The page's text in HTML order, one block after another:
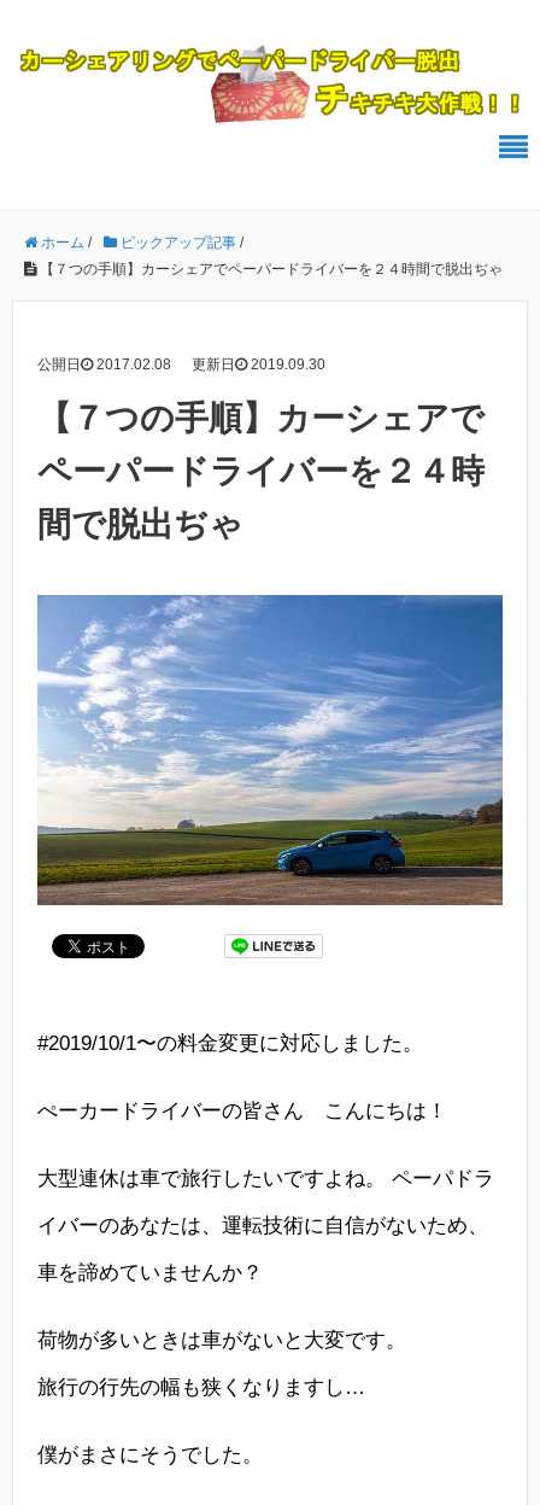
ホーム / ピックアップ記事 /
【７つの手順】カーシェアでペーパードライバーを２４時間で脱出ぢゃ
公開日 2017.02.08 更新日 2019.09.30
【７つの手順】カーシェアで
ペーパードライバーを２４時
間で脱出ぢゃ
#2019/10/1〜の料金変更に対応しました。
ぺーカードライバーの皆さん こんにちは！
大型連休は車で旅行したいですよね。 ペーパドラ
イバーのあなたは、運転技術に自信がないため、
車を諦めていませんか？
荷物が多いときは車がないと大変です。
旅行の行先の幅も狭くなりますし…
僕がまさにそうでした。